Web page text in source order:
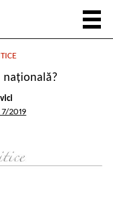
națională?
7/2019